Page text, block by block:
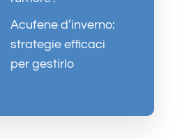
Acufene d’inverno:
strategie efficaci
per gestirlo